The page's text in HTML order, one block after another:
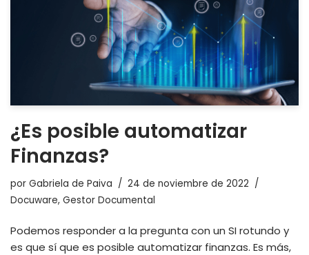
¿Es posible automatizar
Finanzas?
por Gabriela de Paiva
24 de noviembre de 2022
Docuware, Gestor Documental
Podemos responder a la pregunta con un SI rotundo y
es que sí que es posible automatizar finanzas. Es más,